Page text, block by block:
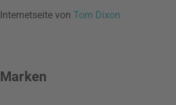
Internetseite von Tom Dixon
Marken